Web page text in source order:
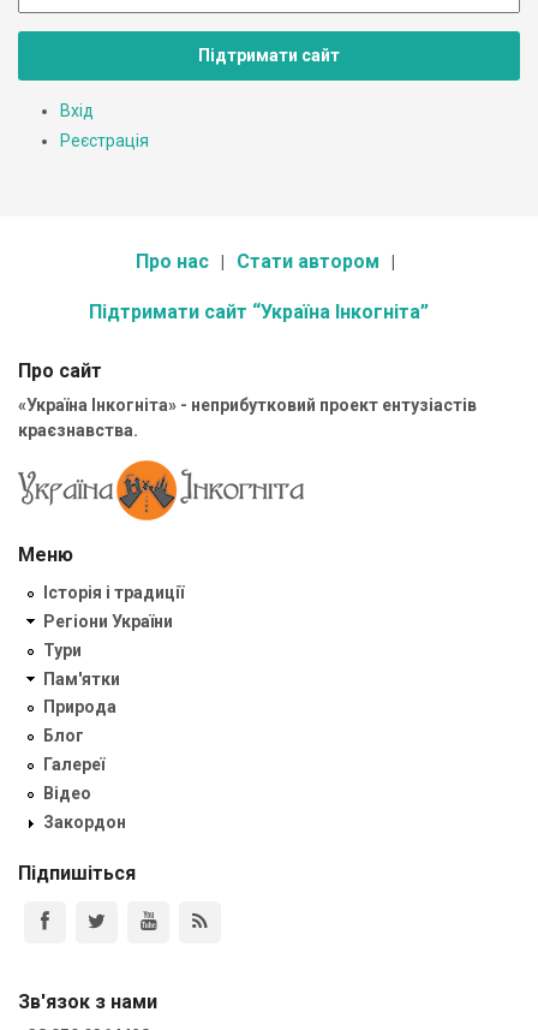
Підтримати сайт
Вхід
Реєстрація
Про нас Стати автором
Підтримати сайт “Україна Інкогніта”
Про сайт
«Україна Інкогніта» - неприбутковий проект ентузіастів
краєзнавства.
Меню
Історія і традиції
Регіони України
Тури
Пам'ятки
Природа
Блог
Галереї
Відео
Закордон
Підпишіться
Зв'язок з нами